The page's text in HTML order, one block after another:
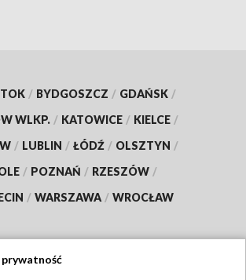
/ BYDGOSZCZ / GDAŃSK /
WLKP. / KATOWICE / KIELCE /
/ LUBLIN / ŁÓDŹ / OLSZTYN /
/ POZNAŃ / RZESZÓW /
/ WARSZAWA / WROCŁAW
prywatność